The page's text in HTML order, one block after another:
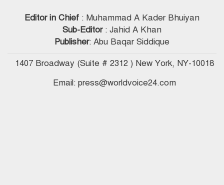
Editor in Chief : Muhammad A Kader Bhuiyan
Sub-Editor: Jahid A Khan
Publisher: Abu Baqar Siddique
1407 Broadway (Suite # 2312 ) New York, NY-10018
Email: press@worldvoice24.com